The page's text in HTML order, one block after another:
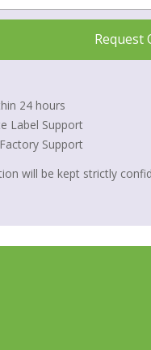
Request
24 hours
Label Support
Support
will be kept strictly